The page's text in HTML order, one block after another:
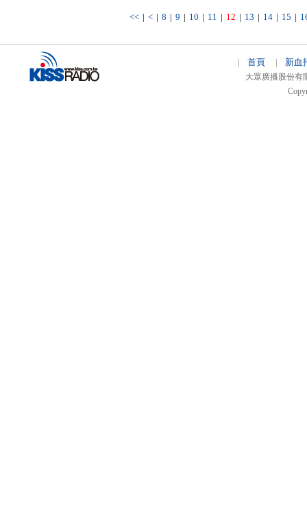
<< | < | 8 | 9 | 10 | 11 | 12 | 13 | 14 | 15 |
首頁 新血
大眾廣播股份有